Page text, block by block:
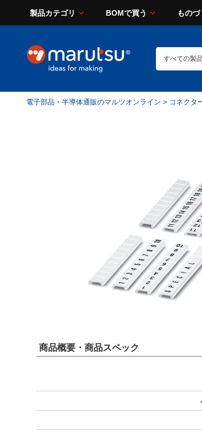
製品カテゴリ BOMで買う もの
電子部品・半導体通販のマルツオンライン > コネクタ
商品概要・商品スペック